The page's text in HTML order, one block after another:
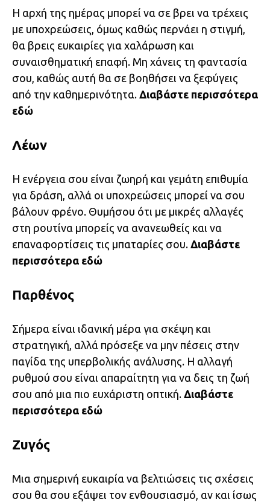
Η αρχή της ημέρας μπορεί να σε βρει να τρέχεις
με υποχρεώσεις, όμως καθώς περνάει η στιγμή,
θα βρεις ευκαιρίες για χαλάρωση και
συναισθηματική επαφή. Μη χάνεις τη φαντασία
σου, καθώς αυτή θα σε βοηθήσει να ξεφύγεις
από την καθημερινότητα. Διαβάστε περισσότερα
εδώ
Λέων
Η ενέργεια σου είναι ζωηρή και γεμάτη επιθυμία
για δράση, αλλά οι υποχρεώσεις μπορεί να σου
βάλουν φρένο. Θυμήσου ότι με μικρές αλλαγές
στη ρουτίνα μπορείς να ανανεωθείς και να
επαναφορτίσεις τις μπαταρίες σου. Διαβάστε
περισσότερα εδώ
Παρθένος
Σήμερα είναι ιδανική μέρα για σκέψη και
στρατηγική, αλλά πρόσεξε να μην πέσεις στην
παγίδα της υπερβολικής ανάλυσης. Η αλλαγή
ρυθμού σου είναι απαραίτητη για να δεις τη ζωή
σου από μια πιο ευχάριστη οπτική. Διαβάστε
περισσότερα εδώ
Ζυγός
Μια σημερινή ευκαιρία να βελτιώσεις τις σχέσεις
σου θα σου εξάψει τον ενθουσιασμό, αν και ίσως